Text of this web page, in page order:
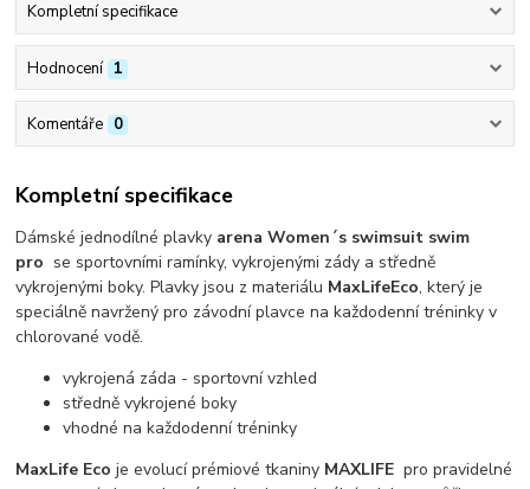
Kompletní specifikace
Hodnocení 1
Komentáře 0
Kompletní specifikace
Dámské jednodílné plavky arena Women´s swimsuit swim
pro se sportovními ramínky, vykrojenými zády a středně
vykrojenými boky. Plavky jsou z materiálu MaxLifeEco, který je
speciálně navržený pro závodní plavce na každodenní tréninky v
chlorované vodě.
vykrojená záda - sportovní vzhled
středně vykrojené boky
vhodné na každodenní tréninky
MaxLife Eco je evolucí prémiové tkaniny MAXLIFEpro pravidelné